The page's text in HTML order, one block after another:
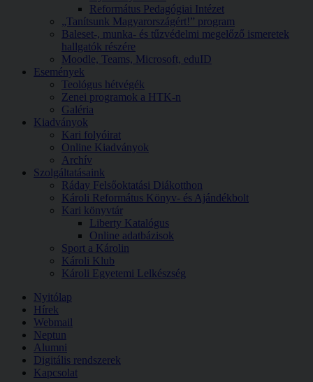
Református Pedagógiai Intézet
„Tanítsunk Magyarországért!” program
Baleset-, munka- és tűzvédelmi megelőző ismeretek
hallgatók részére
Moodle, Teams, Microsoft, eduID
Események
Teológus hétvégék
Zenei programok a HTK-n
Galéria
Kiadványok
Kari folyóirat
Online Kiadványok
Archív
Szolgáltatásaink
Ráday Felsőoktatási Diákotthon
Károli Református Könyv- és Ajándékbolt
Kari könyvtár
Liberty Katalógus
Online adatbázisok
Sport a Károlin
Károli Klub
Károli Egyetemi Lelkészség
Nyitólap
Hírek
Webmail
Neptun
Alumni
Digitális rendszerek
Kapcsolat